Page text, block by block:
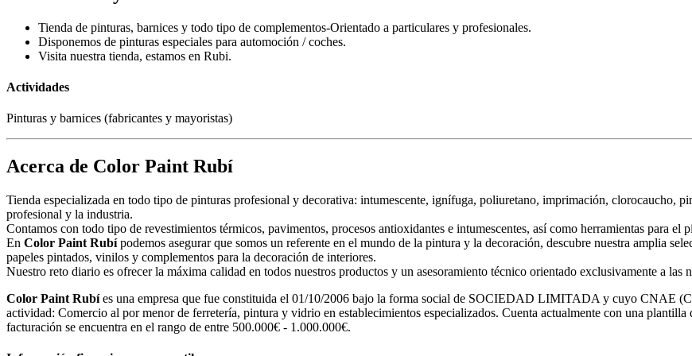
Tienda de pinturas, barnices y todo tipo de complementos-Orientado a particulares y profesionales.
Disponemos de pinturas especiales para automoción / coches.
Visita nuestra tienda, estamos en Rubi.
Actividades
Pinturas y barnices (fabricantes y mayoristas)
Acerca de Color Paint Rubí
Tienda especializada en todo tipo de pinturas profesional y decorativa: intumescente, ignífuga, poliuretano, imprimación, clorocaucho,
profesional y la industria.
Contamos con todo tipo de revestimientos térmicos, pavimentos, procesos antioxidantes e intumescentes, así como herramientas para el
En Color Paint Rubípodemos asegurar que somos un referente en el mundo de la pintura y la decoración, descubre nuestra amplia
papeles pintados, vinilos y complementos para la decoración de interiores.
Nuestro reto diario es ofrecer la máxima calidad en todos nuestros productos y un asesoramiento técnico orientado exclusivamente a las
Color Paint Rubíes una empresa que fue constituida el 01/10/2006 bajo la forma social de SOCIEDAD LIMITADA y cuyo CNAE
actividad: Comercio al por menor de ferretería, pintura y vidrio en establecimientos especializados. Cuenta actualmente con una
facturación se encuentra en el rango de entre 500.000€ - 1.000.000€.